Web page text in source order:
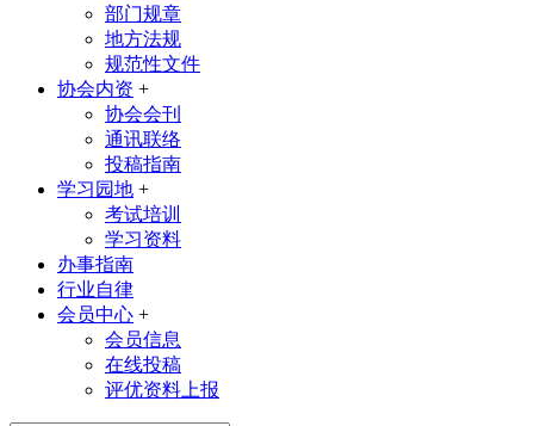
部门规章
地方法规
规范性文件
协会内资 +
协会会刊
通讯联络
投稿指南
学习园地 +
考试培训
学习资料
办事指南
行业自律
会员中心 +
会员信息
在线投稿
评优资料上报